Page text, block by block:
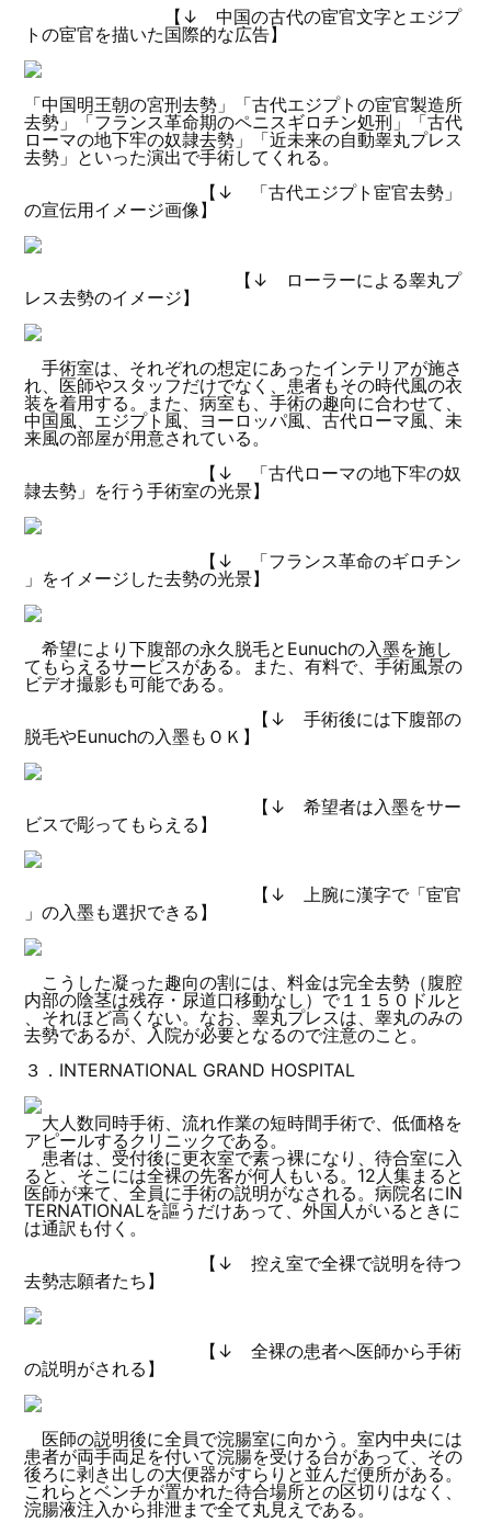
【↓ 中国の古代の宦官文字とエジプ
トの宦官を描いた国際的な広告】
「中国明王朝の宮刑去勢」「古代エジプトの宦官製造所
去勢」「フランス革命期のペニスギロチン処刑」「古代
ローマの地下牢の奴隷去勢」「近未来の自動睾丸プレス
去勢」といった演出で手術してくれる。
【↓ 「古代エジプト宦官去勢」
の宣伝用イメージ画像】
【↓ ローラーによる睾丸プ
レス去勢のイメージ】
手術室は、それぞれの想定にあったインテリアが施さ
れ、医師やスタッフだけでなく、患者もその時代風の衣
装を着用する。また、病室も、手術の趣向に合わせて、
中国風、エジプト風、ヨーロッパ風、古代ローマ風、未
来風の部屋が用意されている。
【↓ 「古代ローマの地下牢の奴
隷去勢」を行う手術室の光景】
【↓ 「フランス革命のギロチン
」をイメージした去勢の光景】
希望により下腹部の永久脱毛とEunuchの入墨を施し
てもらえるサービスがある。また、有料で、手術風景の
ビデオ撮影も可能である。
【↓ 手術後には下腹部の
脱毛やEunuchの入墨もＯＫ】
【↓ 希望者は入墨をサー
ビスで彫ってもらえる】
【↓ 上腕に漢字で「宦官
」の入墨も選択できる】
こうした凝った趣向の割には、料金は完全去勢（腹腔
内部の陰茎は残存・尿道口移動なし）で１１５０ドルと
、それほど高くない。なお、睾丸プレスは、睾丸のみの
去勢であるが、入院が必要となるので注意のこと。
３．INTERNATIONAL GRAND HOSPITAL
大人数同時手術、流れ作業の短時間手術で、低価格を
アピールするクリニックである。
患者は、受付後に更衣室で素っ裸になり、待合室に入
ると、そこには全裸の先客が何人もいる。12人集まると
医師が来て、全員に手術の説明がなされる。病院名にIN
TERNATIONALを謳うだけあって、外国人がいるときに
は通訳も付く。
【↓ 控え室で全裸で説明を待つ
去勢志願者たち】
【↓ 全裸の患者へ医師から手術
の説明がされる】
医師の説明後に全員で浣腸室に向かう。室内中央には
患者が両手両足を付いて浣腸を受ける台があって、その
後ろに剥き出しの大便器がすらりと並んだ便所がある。
これらとベンチが置かれた待合場所との区切りはなく、
浣腸液注入から排泄まで全て丸見えである。